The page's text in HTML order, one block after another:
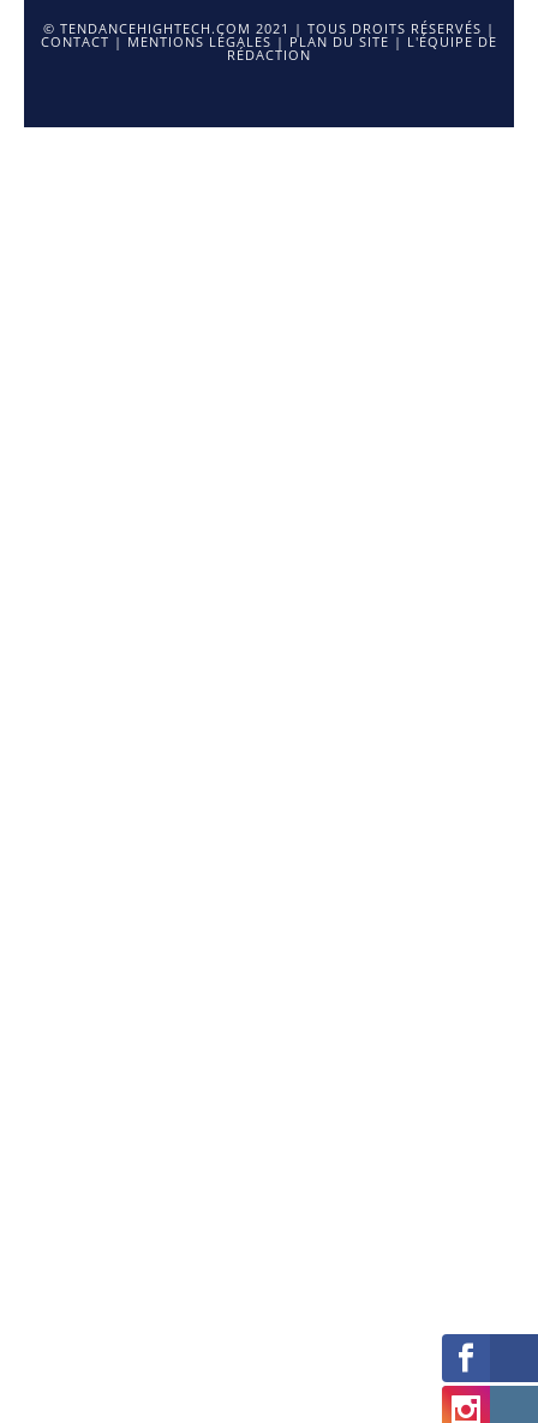
© TENDANCEHIGHTECH.COM 2021 | TOUS DROITS RÉSERVÉS |
CONTACT | MENTIONS LÉGALES | PLAN DU SITE | L'ÉQUIPE DE
RÉDACTION